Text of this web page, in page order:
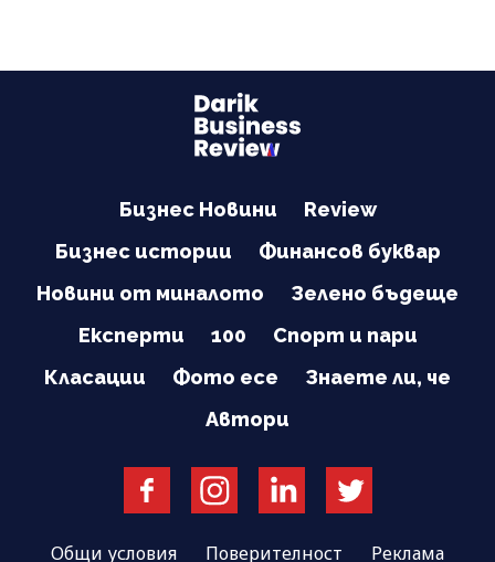
Бизнес Новини
Review
Бизнес истории
Финансов буквар
Новини от миналото
Зелено бъдеще
Експерти
100
Спорт и пари
Класации
Фото есе
Знаете ли, че
Автори
Общи условия Поверителност Реклама